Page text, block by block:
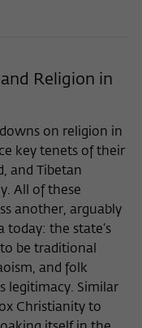
Religion in
on religion in
key tenets of their
and Tibetan
All of these
another, arguably
today: the state’s
be traditional
and folk
legitimacy. Similar
Christianity to